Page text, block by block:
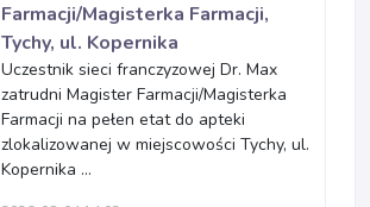
Farmacji/Magisterka Farmacji,
Tychy, ul. Kopernika
Uczestnik sieci franczyzowej Dr. Max
zatrudni Magister Farmacji/Magisterka
Farmacji na pełen etat do apteki
zlokalizowanej w miejscowości Tychy, ul.
Kopernika ...